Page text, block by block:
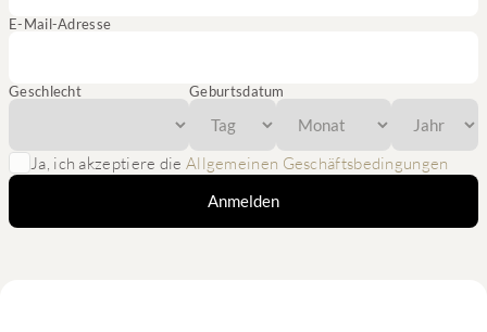
E-Mail-Adresse
Geschlecht Geburtsdatum
Ja, ich akzeptiere die Allgemeinen Geschäftsbedingungen
Anmelden